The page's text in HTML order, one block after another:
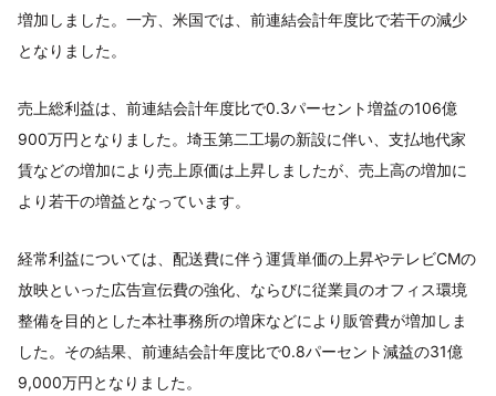
増加しました。一方、米国では、前連結会計年度比で若干の減少
となりました。
売上総利益は、前連結会計年度比で0.3パーセント増益の106億
900万円となりました。埼玉第二工場の新設に伴い、支払地代家
賃などの増加により売上原価は上昇しましたが、売上高の増加に
より若干の増益となっています。
経常利益については、配送費に伴う運賃単価の上昇やテレビCMの
放映といった広告宣伝費の強化、ならびに従業員のオフィス環境
整備を目的とした本社事務所の増床などにより販管費が増加しま
した。その結果、前連結会計年度比で0.8パーセント減益の31億
9,000万円となりました。